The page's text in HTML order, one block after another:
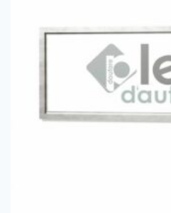
opzioni
essere
pagina